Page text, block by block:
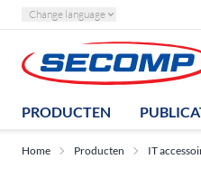
Change language
PRODUCTEN
Home Producten IT